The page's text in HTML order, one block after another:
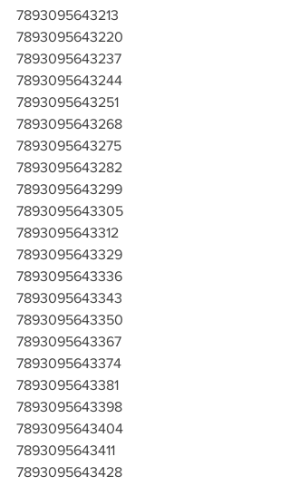
7893095643213
7893095643220
7893095643237
7893095643244
7893095643251
7893095643268
7893095643275
7893095643282
7893095643299
7893095643305
7893095643312
7893095643329
7893095643336
7893095643343
7893095643350
7893095643367
7893095643374
7893095643381
7893095643398
7893095643404
7893095643411
7893095643428